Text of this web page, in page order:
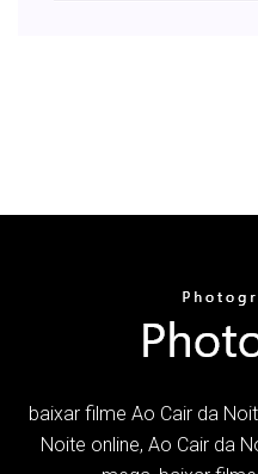
baixar filme Ao Cair da
Noite online, Ao Cair da